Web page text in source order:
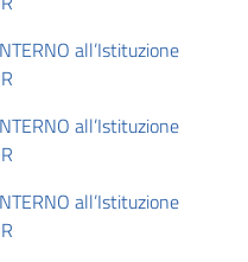
all’Istituzione
all’Istituzione
all’Istituzione